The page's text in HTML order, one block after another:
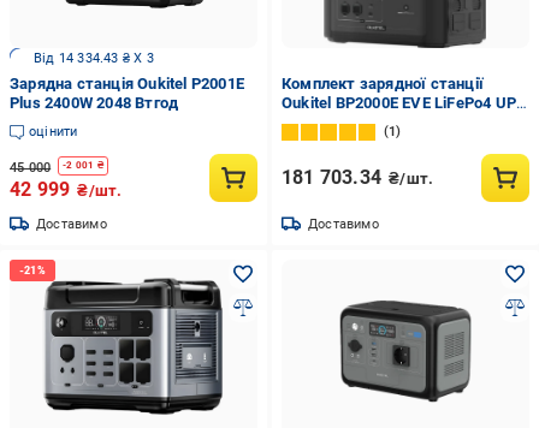
Від 14 334.43 ₴ X 3
Зарядна станція Oukitel P2001E
Plus 2400W 2048 Втгод
оцінити
45 000 -2 001 ₴
42 999 ₴/шт.
Доставимо
Комплект зарядної станції
Oukitel BP2000E EVE LiFePo4 UPS
MPPT 2200 Вт B2000E 4096 Вт/г
1
181 703.34 ₴/шт.
Доставимо